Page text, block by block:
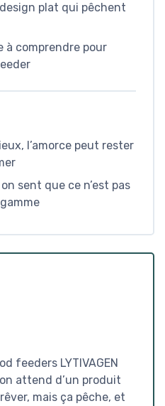
plat qui pêchent
à comprendre pour
l’amorce peut rester
sent que ce n’est pas
feeders LYTIVAGEN
attend d’un produit
mais ça pêche, et